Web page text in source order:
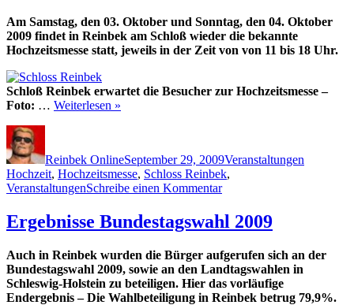
Am Samstag, den 03. Oktober und Sonntag, den 04. Oktober
2009 findet in Reinbek am Schloß wieder die bekannte
Hochzeitsmesse statt, jeweils in der Zeit von von 11 bis 18 Uhr.
Schloß Reinbek erwartet die Besucher zur Hochzeitsmesse –
Foto: … Weiterlesen »
Reinbek OnlineSeptember 29, 2009Veranstaltungen
Hochzeit, Hochzeitsmesse, Schloss Reinbek,
VeranstaltungenSchreibe einen Kommentarzu
beim
Schloss
Ergebnisse Bundestagswahl 2009
Auch in Reinbek wurden die Bürger aufgerufen sich an der
Bundestagswahl 2009, sowie an den Landtagswahlen in
Schleswig-Holstein zu beteiligen. Hier das vorläufige
Endergebnis – Die Wahlbeteiligung in Reinbek betrug 79,9%.